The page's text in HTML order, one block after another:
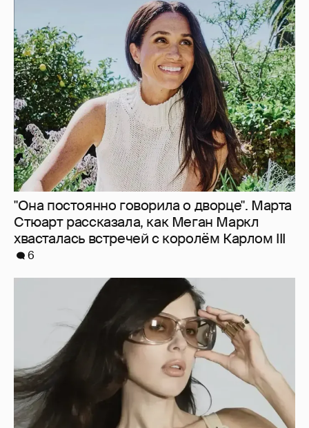
"Она постоянно говорила о дворце". Марта
Стюарт рассказала, как Меган Маркл
хвасталась встречей с королём Карлом III
6
"Об этом не принято говорить". Ксения
Шипилова задумалась о заморозке
яйцеклеток